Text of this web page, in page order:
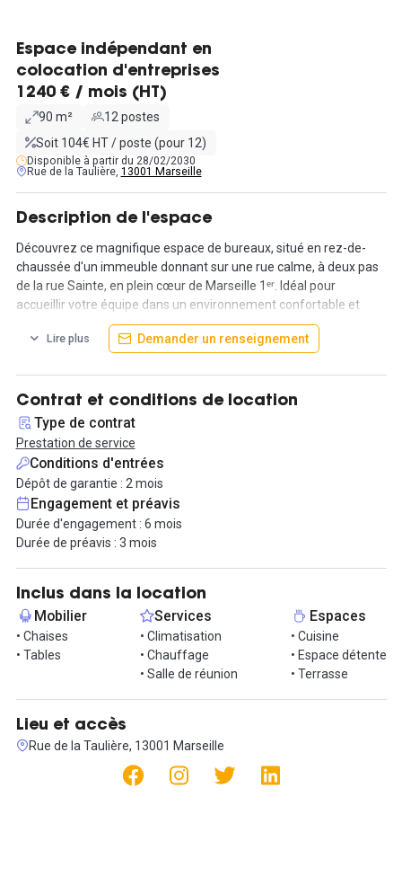
Espace indépendant en
colocation d'entreprises
1240 € / mois (HT)
90 m²
12 postes
Soit 104€ HT / poste (pour 12)
Disponible à partir du 28/02/2030
Rue de la Taulière, 13001 Marseille
Description de l'espace
Découvrez ce magnifique espace de bureaux, situé en rez-de-
chaussée d'un immeuble donnant sur une rue calme, à deux pas
de la rue Sainte, en plein cœur de Marseille 1ᵉʳ. Idéal pour
accueillir votre équipe dans un environnement confortable et
professionnel, ce local a été soigneusement aménagé pour
répondre à tous vos besoins.
L'espace accueil est équipé de 3 canapés confortables et d'une
table basse, offrant un cadre convivial pour recevoir vos clients et
partenaires. La partie bureau comprend un openspace de 12
places, composé de 3 grands bureaux pouvant chacun accueillir 4
personnes, ainsi qu'un coin cuisine moderne avec comptoir,
parfait pour les pauses déjeuner. Profitez également d'une petite
cour intérieure aménagée à l'arrière, offrant un espace de
détente supplémentaire.
Situé à proximité immédiate de tous commerces et transports,
ce local bénéficie d'un emplacement idéal pour développer votre
activité. Ne manquez pas cette opportunité unique de vous
installer dans un cadre agréable et fonctionnel au cœur de
Marseille.
Le bus de la ligne 49 ainsi que la ligne 2 de métro passent
régulièrement à l'arrêt situé au 3 Rue de la Taulière à Marseille,
facilitant ainsi les déplacements des habitants du quartier.
Pour plus d'informations ou pour organiser une visite, contactez-
Lire plus Demander un renseignement
Contrat et conditions de location
Type de contrat
Prestation de service
Conditions d'entrées
Dépôt de garantie : 2 mois
Engagement et préavis
Durée d'engagement : 6 mois
Durée de préavis : 3 mois
Inclus dans la location
Mobilier
• Chaises
• Tables
Services
• Climatisation
• Chauffage
• Salle de réunion
Espaces
• Cuisine
• Espace détente
• Terrasse
Lieu et accès
Rue de la Taulière, 13001 Marseille